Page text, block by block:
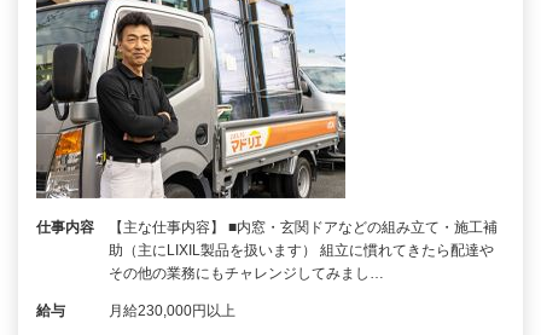
仕事内容
【主な仕事内容】 ■内窓・玄関ドアなどの組み立て・施工補
助（主にLIXIL製品を扱います） 組立に慣れてきたら配達や
その他の業務にもチャレンジしてみまし…
給与 月給230,000円以上